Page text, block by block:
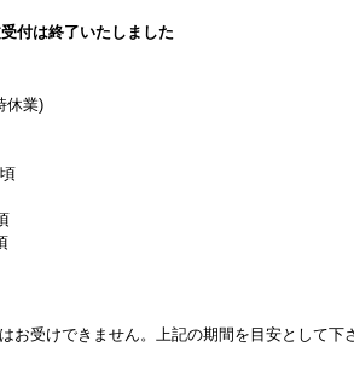
付は終了いたしました
休業)
お受けできません。上記の期間を目安として下